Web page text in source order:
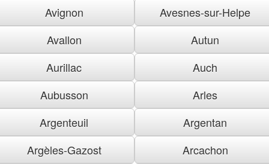
Avignon
Avesnes-sur-Helpe
Avallon
Autun
Aurillac
Auch
Aubusson
Arles
Argenteuil
Argentan
Argèles-Gazost
Arcachon